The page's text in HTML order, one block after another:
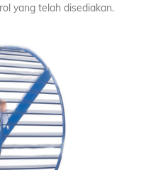
yang telah disediakan.